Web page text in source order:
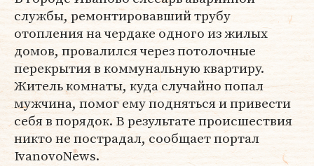
службы, ремонтировавший трубу
отопления на чердаке одного из жилых
домов, провалился через потолочные
перекрытия в коммунальную квартиру.
Житель комнаты, куда случайно попал
мужчина, помог ему подняться и привести
себя в порядок. В результате происшествия
никто не пострадал, сообщает портал
IvanovoNews.